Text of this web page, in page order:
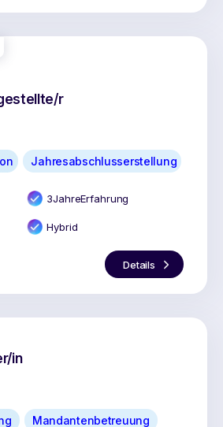
r
Jahresabschlusserstellung
3JahreErfahrung
Hybrid
Details
in
Mandantenbetreuung